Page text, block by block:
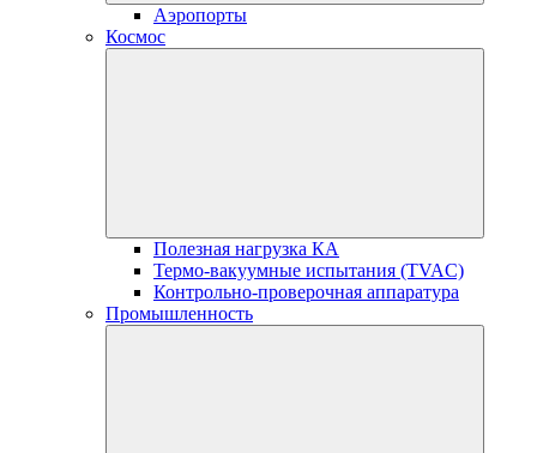
Аэропорты
Космос
Полезная нагрузка КА
Термо-вакуумные испытания (TVAC)
Контрольно-проверочная аппаратура
Промышленность